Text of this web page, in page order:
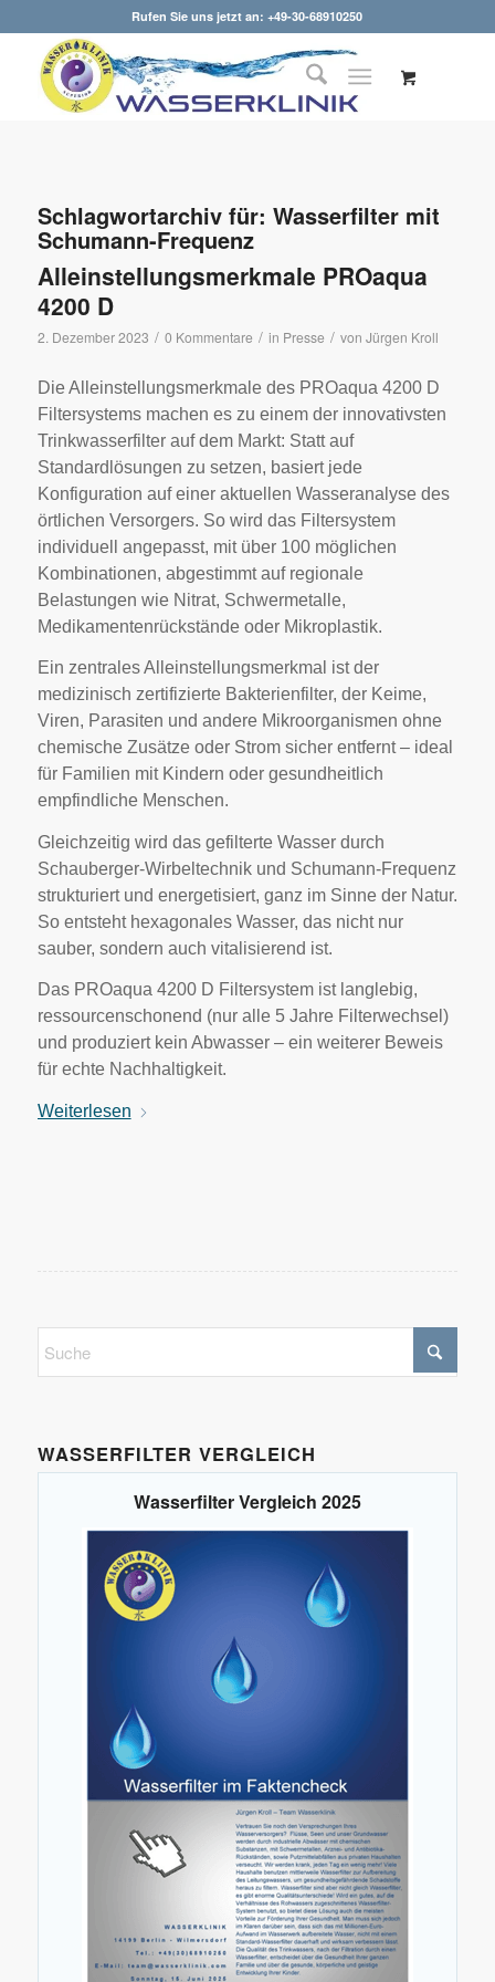
Rufen Sie uns jetzt an: +49-30-68910250
Schlagwortarchiv für: Wasserfilter mit
Schumann-Frequenz
Alleinstellungsmerkmale PROaqua
4200 D
2. Dezember 2023 / 0 Kommentare / in Presse / von Jürgen Kroll
Die Alleinstellungsmerkmale des PROaqua 4200 D
Filtersystems machen es zu einem der innovativsten
Trinkwasserfilter auf dem Markt: Statt auf
Standardlösungen zu setzen, basiert jede
Konfiguration auf einer aktuellen Wasseranalyse des
örtlichen Versorgers. So wird das Filtersystem
individuell angepasst, mit über 100 möglichen
Kombinationen, abgestimmt auf regionale
Belastungen wie Nitrat, Schwermetalle,
Medikamentenrückstände oder Mikroplastik.
Ein zentrales Alleinstellungsmerkmal ist der
medizinisch zertifizierte Bakterienfilter, der Keime,
Viren, Parasiten und andere Mikroorganismen ohne
chemische Zusätze oder Strom sicher entfernt – ideal
für Familien mit Kindern oder gesundheitlich
empfindliche Menschen.
Gleichzeitig wird das gefilterte Wasser durch
Schauberger-Wirbeltechnik und Schumann-Frequenz
strukturiert und energetisiert, ganz im Sinne der Natur.
So entsteht hexagonales Wasser, das nicht nur
sauber, sondern auch vitalisierend ist.
Das PROaqua 4200 D Filtersystem ist langlebig,
ressourcenschonend (nur alle 5 Jahre Filterwechsel)
und produziert kein Abwasser – ein weiterer Beweis
für echte Nachhaltigkeit.
Weiterlesen
WASSERFILTER VERGLEICH
Wasserfilter Vergleich 2025